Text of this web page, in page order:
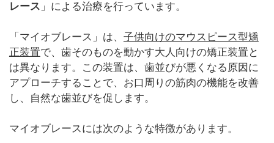
レース 」による治療を行っています。
「マイオブレース」は、 子供向けのマウスピース型矯
正装置で、歯そのものを動かす大人向けの矯正装置と
は異なります。この装置は、歯並びが悪くなる原因に
アプローチすることで、お口周りの筋肉の機能を改善
し、自然な歯並びを促します。
マイオブレースには次のような特徴があります。